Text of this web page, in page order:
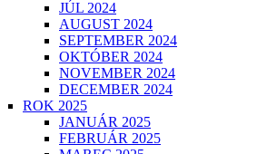
JÚL 2024
AUGUST 2024
SEPTEMBER 2024
OKTÓBER 2024
NOVEMBER 2024
DECEMBER 2024
ROK 2025
JANUÁR 2025
FEBRUÁR 2025